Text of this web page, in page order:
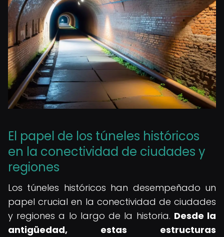
El papel de los túneles históricos
en la conectividad de ciudades y
regiones
Los túneles históricos han desempeñado un
papel crucial en la conectividad de ciudades
y regiones a lo largo de la historia. Desde la
antigüedad, estas estructuras